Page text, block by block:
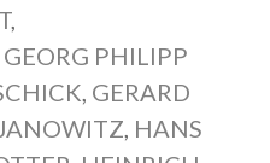
,
GEORG PHILIPP
, GERARD
, HANS